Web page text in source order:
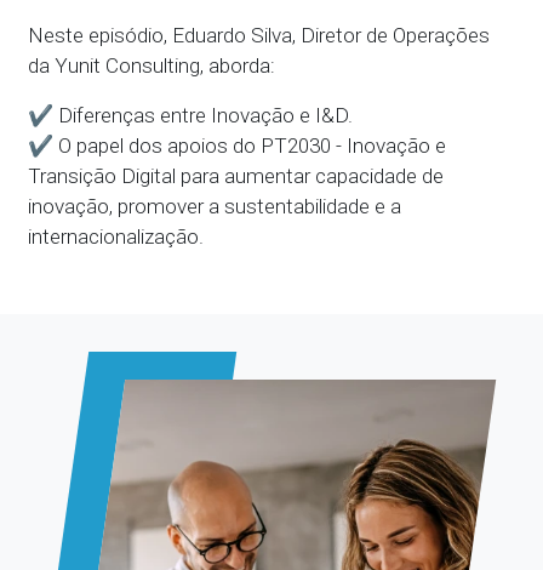
Neste episódio, Eduardo Silva, Diretor de Operações
da Yunit Consulting, aborda:
✔️ Diferenças entre Inovação e I&D.
✔️ O papel dos apoios do PT2030 - Inovação e
Transição Digital para aumentar capacidade de
inovação, promover a sustentabilidade e a
internacionalização.